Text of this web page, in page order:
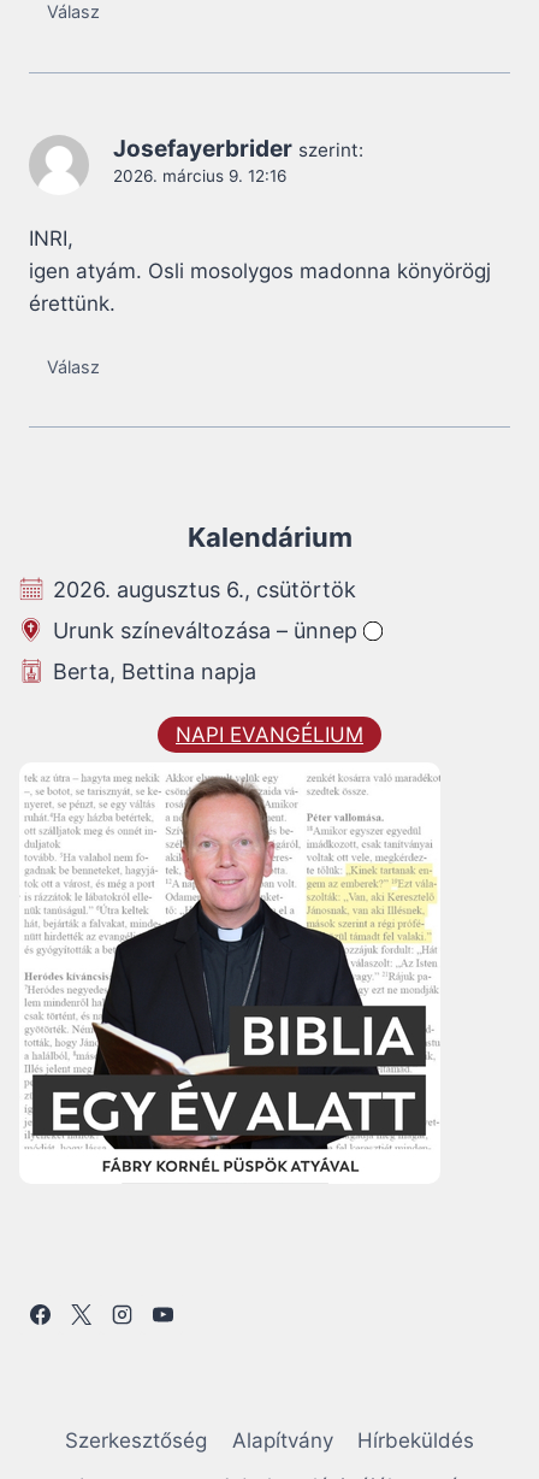
Válasz
Josefayerbrider szerint:
2026. március 9. 12:16
INRI,
igen atyám. Osli mosolygos madonna könyörögj
érettünk.
Válasz
Kalendárium
2026. augusztus 6., csütörtök
Urunk színeváltozása – ünnep
Berta, Bettina napja
NAPI EVANGÉLIUM
Szerkesztőség Alapítvány
Hírbeküldés